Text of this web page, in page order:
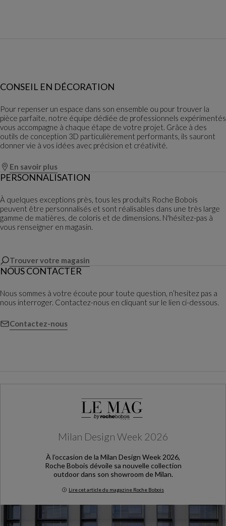
CONSEIL EN DÉCORATION
Pour repenser un espace dans son ensemble ou pour trouver la
pièce parfaite, notre équipe dédiée de professionnels expérimentés
vous accompagne à chaque étape de votre projet. Grâce à des
outils de conception 3D particulièrement performants, ils sauront
donner vie à vos idées avec précision et créativité.
En savoir plus
PERSONNALISATION
À quelques exceptions près, tous les produits Roche Bobois
peuvent être personnalisés et sont réalisables dans une très large
gamme de matières, de coloris et de dimensions. N'hésitez-pas à
vous renseigner en magasin.
Trouver votre magasin
NOUS CONTACTER
Nous sommes à votre écoute pour toute question, n’hesitez pas a
nous interroger. Contactez-nous en cliquant sur le lien ci-dessous.
Contactez-nous
Milan Design Week 2026
À l’occasion de la Milan Design Week 2026,
Roche Bobois dévoile sa nouvelle collection
outdoor dans son showroom de Milan.
Lire cet article du magazine Roche Bobois
Milan Design Week 2026